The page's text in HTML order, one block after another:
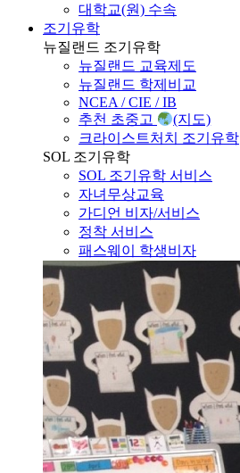
대학교(원) 수속
조기유학
뉴질랜드 조기유학
뉴질랜드 교육제도
뉴질랜드 학제비교
NCEA / CIE / IB
추천 초중고
(지도)
크라이스트처치 조기유학
SOL 조기유학
SOL 조기유학 서비스
자녀무상교육
가디언 비자/서비스
정착 서비스
패스웨이 학생비자